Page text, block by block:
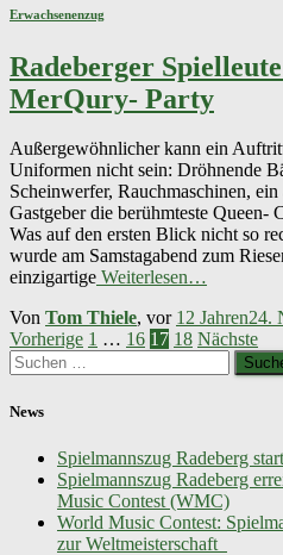
Erwachsenenzug
Radeberger
MerQury- Party
Außergewöhnlicher kann ein
Uniformen nicht sein: Dröhnende
Scheinwerfer, Rauchmaschinen,
Gastgeber die berühmteste Queen-
Was auf den ersten Blick nicht so
wurde am Samstagabend zum
einzigartige Weiterlesen…
Von Tom Thiele, vor 12 Jahren24.
Seitennummerierung
der
Beiträge
Vorherige 1 … 16 17 18 Nächste
Suchen
nach:
News
Spielmannszug Radeberg
Spielmannszug Radeberg
Music Contest (WMC)
World Music Contest:
zur Weltmeisterschaft